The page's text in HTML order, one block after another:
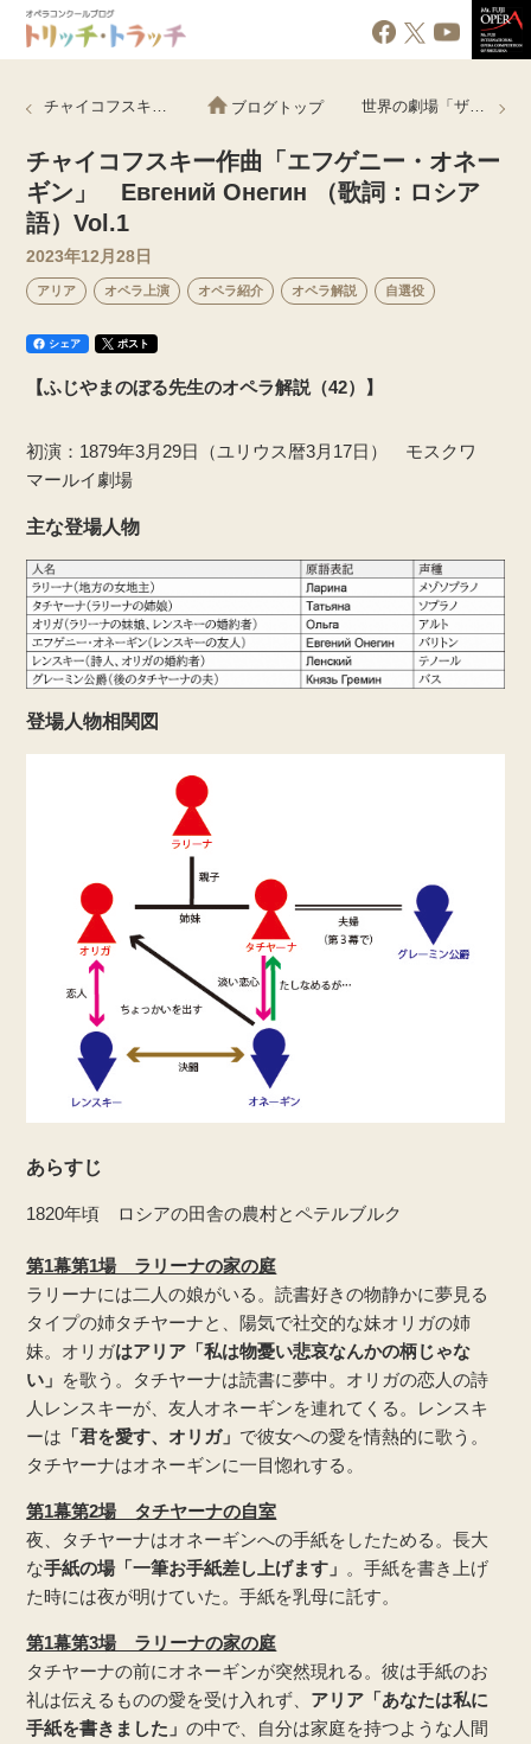
チャイコフスキー作曲「エフゲニー・オネーギン」 Евгений Онегин （歌詞：ロシア語）Vol.2 世界の劇場「ザクセン州立歌劇場」
ブログトップ
チャイコフスキー作曲「エフゲニー・オネー
ギン」 Евгений Онегин （歌詞：ロシア
語）Vol.1
2023年12月28日
アリア オペラ上演 オペラ紹介 オペラ解説 自選役
シェア ポスト
【ふじやまのぼる先生のオペラ解説（42）】
初演：1879年3月29日（ユリウス暦3月17日） モスクワ
マールイ劇場
主な登場人物
登場人物相関図
あらすじ
1820年頃 ロシアの田舎の農村とペテルブルク
第1幕第1場 ラリーナの家の庭
ラリーナには二人の娘がいる。読書好きの物静かに夢見る
タイプの姉タチヤーナと、陽気で社交的な妹オリガの姉
妹。オリガはアリア「私は物憂い悲哀なんかの柄じゃな
い」 を歌う。タチヤーナは読書に夢中。オリガの恋人の詩
人レンスキーが、友人オネーギンを連れてくる。レンスキ
ーは 「君を愛す、オリガ」 で彼女への愛を情熱的に歌う。
タチヤーナはオネーギンに一目惚れする。
第1幕第2場 タチヤーナの自室
夜、タチヤーナはオネーギンへの手紙をしたためる。長大
な手紙の場「一筆お手紙差し上げます」 。手紙を書き上げ
た時には夜が明けていた。手紙を乳母に託す。
第1幕第3場 ラリーナの家の庭
タチヤーナの前にオネーギンが突然現れる。彼は手紙のお
礼は伝えるものの愛を受け入れず、 アリア「あなたは私に
手紙を書きました」の中で、自分は家庭を持つような人間